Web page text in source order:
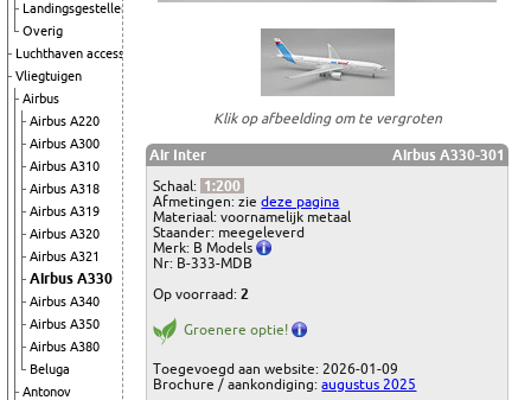
Landingsgestellen
Overig
Luchthaven accessoires
Vliegtuigen
Airbus
Airbus A220
Airbus A300
Airbus A310
Airbus A318
Airbus A319
Airbus A320
Airbus A321
Airbus A330
Airbus A340
Airbus A350
Airbus A380
Beluga
Antonov
Klik op afbeelding om te vergroten
Air Inter
Airbus A330-301
Schaal: 1:200
Afmetingen: ziedeze pagina
Materiaal: voornamelijk metaal
Staander: meegeleverd
Merk: B Models
Nr: B-333-MDB
Op voorraad:2
Groenere optie!
Toegevoegd aan website: 2026-01-09
Brochure / aankondiging:augustus 2025